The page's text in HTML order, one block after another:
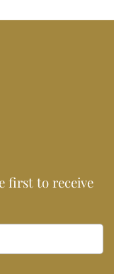
first to receive